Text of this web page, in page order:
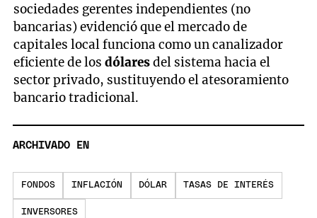
sociedades gerentes independientes (no
bancarias) evidenció que el mercado de
capitales local funciona como un canalizador
eficiente de losdólaresdel sistema hacia el
sector privado, sustituyendo el atesoramiento
bancario tradicional.
ARCHIVADO EN
FONDOS INFLACIÓN DÓLAR TASAS DE INTERÉS
INVERSORES